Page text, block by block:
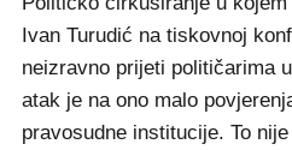
Ivan Turudić na tiskovnoj
neizravno prijeti političarima
atak je na ono malo
pravosudne institucije. To